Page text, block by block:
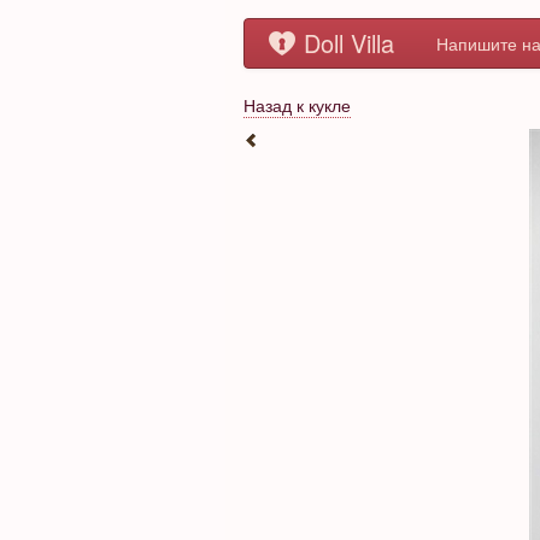
Doll Villa Напишите
Назад к кукле